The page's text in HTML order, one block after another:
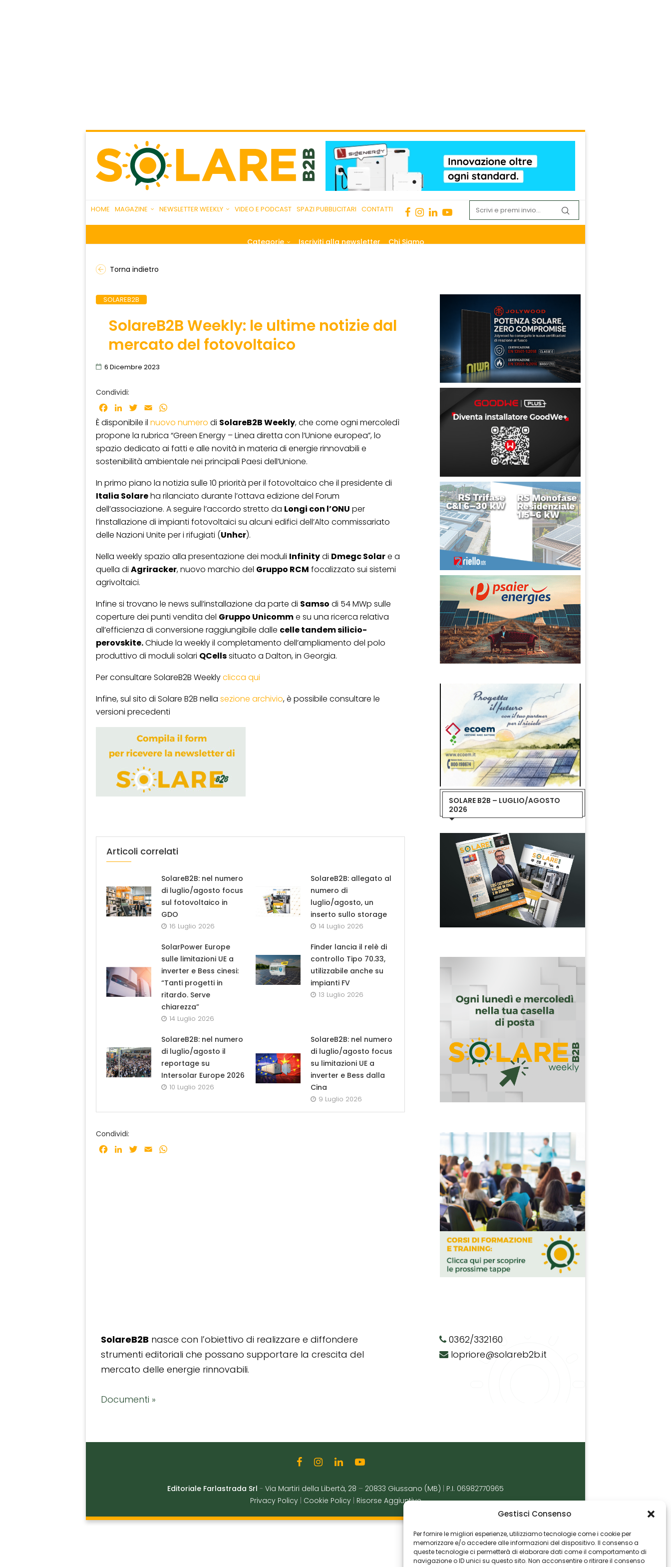
Gestisci Consenso
Per fornire le migliori esperienze, utilizziamo tecnologie come i cookie per
memorizzare e/o accedere alle informazioni del dispositivo. Il consenso a
queste tecnologie ci permetterà di elaborare dati come il comportamento di
navigazione o ID unici su questo sito. Non acconsentire o ritirare il consenso
HOME MAGAZINE NEWSLETTER WEEKLY VIDEO E PODCAST SPAZI PUBBLICITARI CONTATTI
Categorie Iscriviti alla newsletter Chi Siamo
Torna indietro
SOLAREB2B
SolareB2B Weekly: le ultime notizie dal
mercato del fotovoltaico
6 Dicembre 2023
Condividi:
Facebook
LinkedInTwitter
Email
È disponibile il nuovo numero di SolareB2B Weekly, che come ogni mercoledì
propone la rubrica “Green Energy – Linea diretta con l’Unione europea”, lo
spazio dedicato ai fatti e alle novità in materia di energie rinnovabili e
sostenibilità ambientale nei principali Paesi dell’Unione.
In primo piano la notizia sulle 10 priorità per il fotovoltaico che il presidente di
Italia Solareha rilanciato durante l’ottava edizione del Forum
dell’associazione. A seguire l’accordo stretto da Longi con l’ONU per
l’installazione di impianti fotovoltaici su alcuni edifici dell’Alto commissariato
delle Nazioni Unite per i rifugiati (Unhcr).
Nella weekly spazio alla presentazione dei moduli Infinitydi Dmegc Solare a
quella di Agriracker, nuovo marchio del Gruppo RCM focalizzato sui sistemi
agrivoltaici.
Infine si trovano le news sull’installazione da parte di Samso di 54 MWp sulle
coperture dei punti vendita del Gruppo Unicomme su una ricerca relativa
all’efficienza di conversione raggiungibile dalle celle tandem silicio-
perovskite.Chiude la weekly il completamento dell’ampliamento del polo
produttivo di moduli solari QCellssituato a Dalton, in Georgia.
Per consultare SolareB2B Weeklyclicca qui
Infine, sul sito di Solare B2B nella sezione archivio, è possibile consultare le
versioni precedenti
Articoli correlati
SolareB2B: nel numero
di luglio/agosto focus
sul fotovoltaico in
GDO
16 Luglio 2026
SolareB2B: allegato al
numero di
luglio/agosto, un
inserto sullo storage
14 Luglio 2026
SolarPower Europe
sulle limitazioni UE a
inverter e Bess cinesi:
“Tanti progetti in
ritardo. Serve
chiarezza”
14 Luglio 2026
Finder lancia il relè di
controllo Tipo 70.33,
utilizzabile anche su
impianti FV
13 Luglio 2026
SolareB2B: nel numero
di luglio/agosto il
reportage su
Intersolar Europe 2026
10 Luglio 2026
SolareB2B: nel numero
di luglio/agosto focus
su limitazioni UE a
inverter e Bess dalla
Cina
9 Luglio 2026
Condividi:
Facebook
LinkedInTwitter
Email
SOLARE B2B – LUGLIO/AGOSTO
2026
SolareB2B nasce con l’obiettivo di realizzare e diffondere
strumenti editoriali che possano supportare la crescita del
mercato delle energie rinnovabili.
Documenti »
0362/332160
lopriore@solareb2b.it
Editoriale Farlastrada Srl - Via Martiri della Libertà, 28 – 20833 Giussano (MB)
P.I. 06982770965
Privacy Policy
Cookie Policy Risorse Aggiuntive